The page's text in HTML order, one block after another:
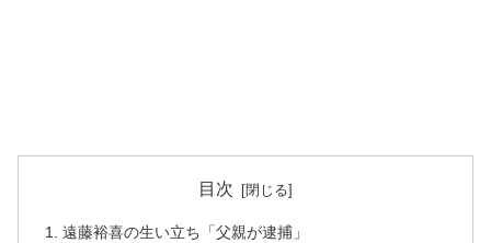
目次
遠藤裕喜の生い立ち「父親が逮捕」